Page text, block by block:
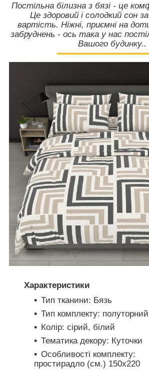
Постільна білизна з бязі - це
Це здоровий і солодкий сон
вартість. Ніжні, приємні на
забруднень - ось така у нас
Вашого будинку..
Характеристики
Тип тканини: Бязь
Тип комплекту: полуторний
Колір: сірий, білий
Тематика декору: Куточки
Особливості комплекту:
простирадло (см.) 150х220